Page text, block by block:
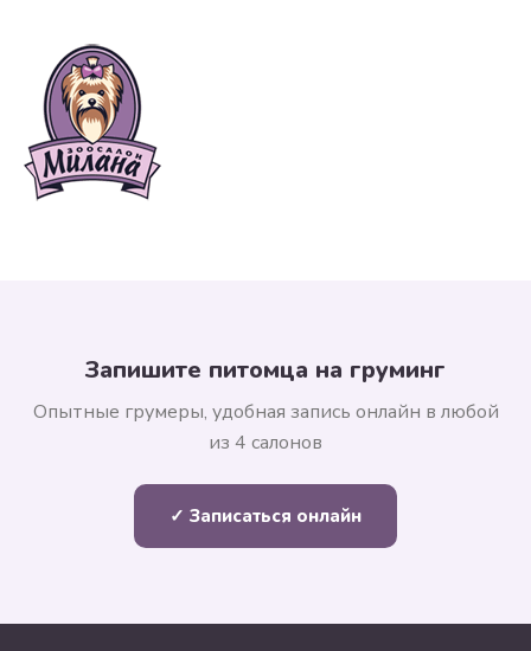
Запишите питомца на груминг
Опытные грумеры, удобная запись онлайн в любой
из 4 салонов
✓ Записаться онлайн